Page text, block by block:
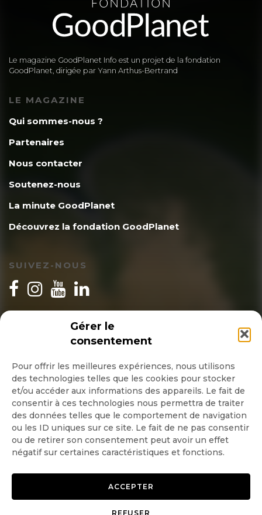
Gérer le
consentement
Pour offrir les meilleures expériences, nous utilisons
des technologies telles que les cookies pour stocker
et/ou accéder aux informations des appareils. Le fait de
consentir à ces technologies nous permettra de traiter
des données telles que le comportement de navigation
ou les ID uniques sur ce site. Le fait de ne pas consentir
ou de retirer son consentement peut avoir un effet
négatif sur certaines caractéristiques et fonctions.
ACCEPTER
REFUSER
Le magazine GoodPlanet Info est un projet de la fondation
GoodPlanet, dirigée par Yann Arthus-Bertrand
LE MAGAZINE
Qui sommes-nous ?
Partenaires
Nous contacter
Soutenez-nous
La minute GoodPlanet
Découvrez la fondation GoodPlanet
SUIVEZ-NOUS
INSCRIPTION NEWSLETTER
Quotidienne
Hebdo
OK